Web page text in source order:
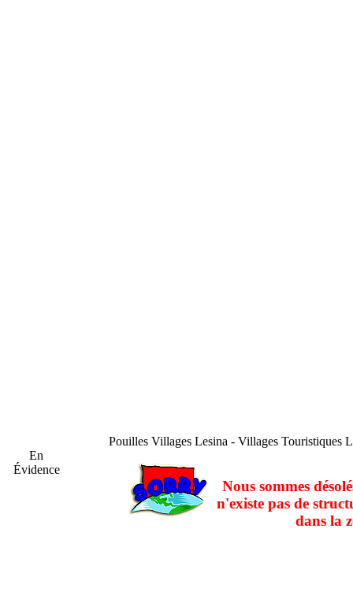
En
Évidence
Pouilles Villages Lesina - Villages Touristiques
Nous sommes
n'existe pas de
dans la